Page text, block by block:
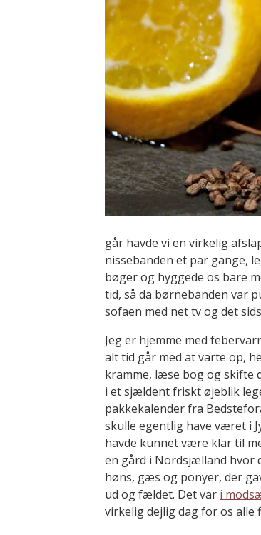
går havde vi en virkelig
nissebanden et par gange,
bøger og hyggede os bare
tid, så da børnebanden var
sofaen med net tv og det
Jeg er hjemme med
alt tid går med at varte op,
kramme, læse bog og skifte
i et sjældent friskt øjeblik
pakkekalender fra
skulle egentlig have været i
havde kunnet være klar til
en gård i Nordsjælland hvor
høns, gæs og ponyer, der
ud og fældet. Det var i
virkelig dejlig dag for os alle